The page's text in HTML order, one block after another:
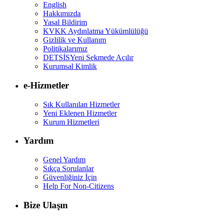
English
Hakkımızda
Yasal Bildirim
KVKK Aydınlatma Yükümlülüğü
Gizlilik ve Kullanım
Politikalarımız
DETSİSYeni Sekmede Açılır
Kurumsal Kimlik
e-Hizmetler
Sık Kullanılan Hizmetler
Yeni Eklenen Hizmetler
Kurum Hizmetleri
Yardım
Genel Yardım
Sıkça Sorulanlar
Güvenliğiniz İçin
Help For Non-Citizens
Bize Ulaşın